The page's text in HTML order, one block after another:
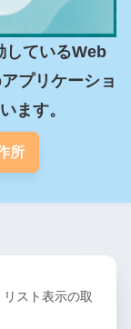
しているWeb
プリケーショ
ます。
所
リスト表示の取